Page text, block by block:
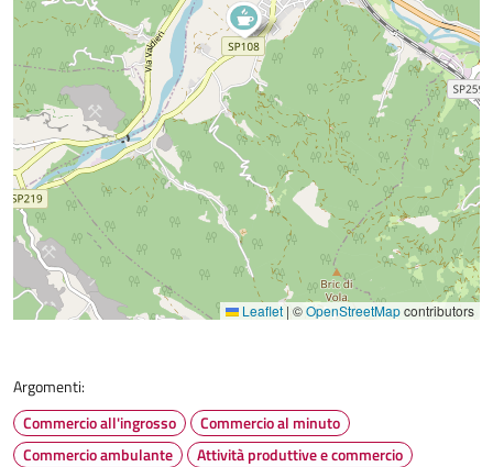
Leaflet | ©OpenStreetMapcontributors
Argomenti:
Commercio all'ingrosso
Commercio al minuto
Commercio ambulante
Attività produttive e commercio